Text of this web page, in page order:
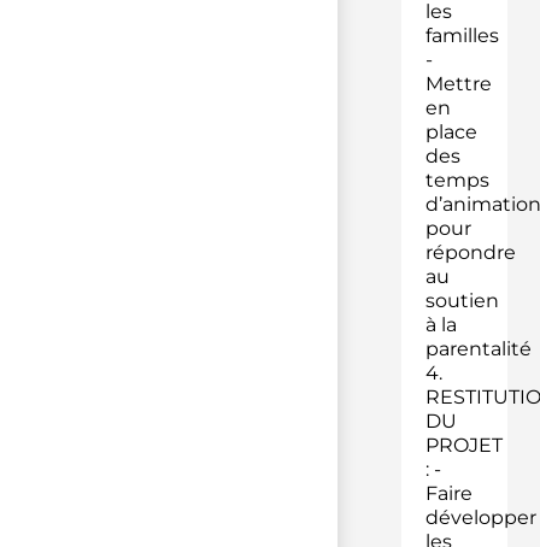
les
familles
-
Mettre
en
place
des
temps
d’animation
pour
répondre
au
soutien
à la
parentalité
4.
DU
PROJET
: -
Faire
développer
les